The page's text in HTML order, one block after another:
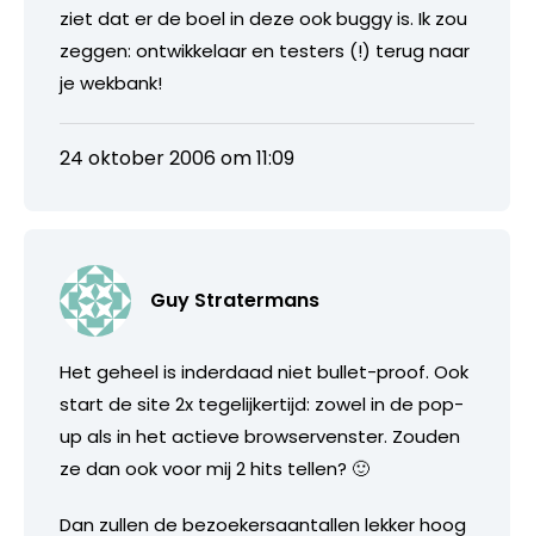
ziet dat er de boel in deze ook buggy is. Ik zou
zeggen: ontwikkelaar en testers (!) terug naar
je wekbank!
24 oktober 2006 om 11:09
Guy Stratermans
Het geheel is inderdaad niet bullet-proof. Ook
start de site 2x tegelijkertijd: zowel in de pop-
up als in het actieve browservenster. Zouden
ze dan ook voor mij 2 hits tellen? 🙂
Dan zullen de bezoekersaantallen lekker hoog